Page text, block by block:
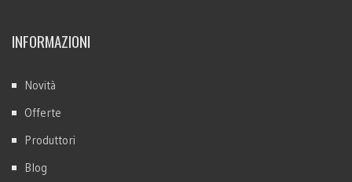
INFORMAZIONI
Novità
Offerte
Produttori
Blog